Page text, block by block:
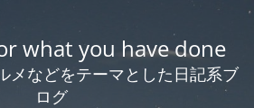
what you have done
メなどをテーマとした日記系ブ
ログ